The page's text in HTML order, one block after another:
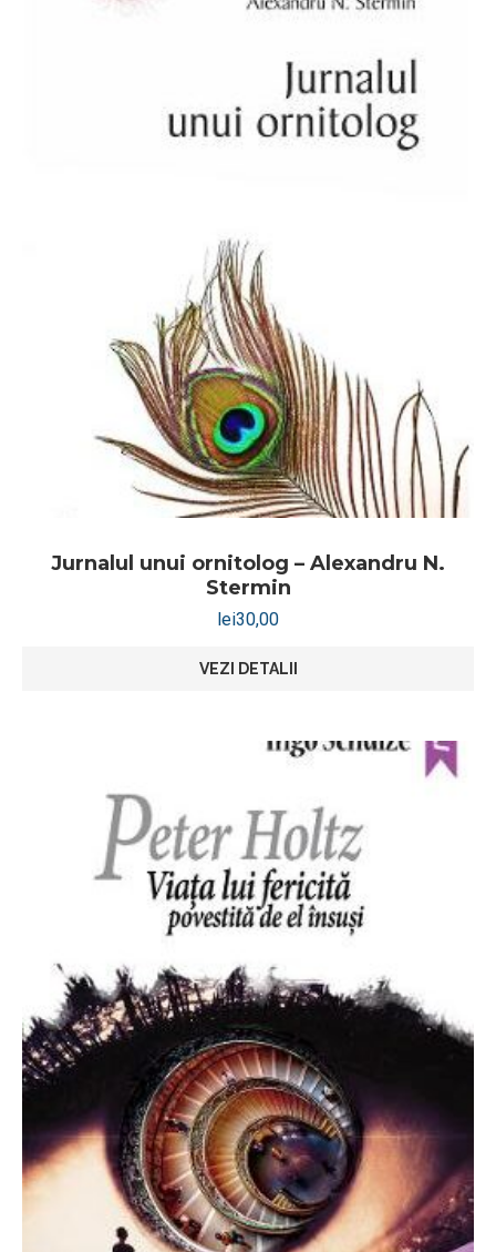
Jurnalul unui ornitolog – Alexandru N.
Stermin
lei30,00
VEZI DETALII